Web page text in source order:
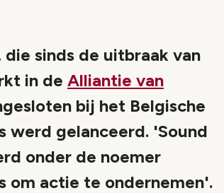
sinds de uitbraak van
in de Alliantie van
bij het Belgische
werd gelanceerd. 'Sound
onder de noemer
om actie te ondernemen'.